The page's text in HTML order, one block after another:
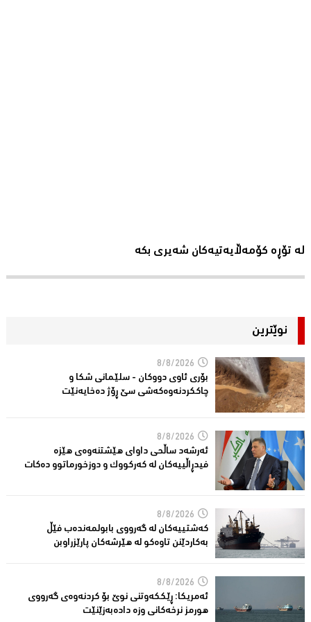
لە تۆڕە کۆمەڵایەتیەکان شەیری بکە
نوێترین
8/8/2026
بۆری ئاوی دووکان - سلێمانی شکا و
چاککردنەوەکەشى سێ ڕۆژ دەخایەنێت
8/8/2026
ئەرشەد ساڵحی داواى هێشتنەوەى هێزە
فیدڕاڵییەکان لە كەركووك و دوزخورماتوو دەکات
8/8/2026
کەشتییەکان لە گەرووى بابولمەندەب فێڵ
بەکاردێنن تاوەکو لە هێرشەکان پارێزراوبن
8/8/2026
ئەمریكا: ڕێککەوتنى نوێ بۆ كردنەوەی گەرووی
هورمز نرخەكانی وزە دادەبەزێنێت